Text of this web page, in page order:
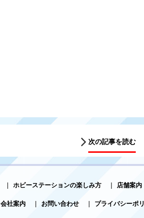
次の記事を読む
| ホビーステーションの楽しみ方 | 店舗案内
会社案内 | お問い合わせ | プライバシーポ